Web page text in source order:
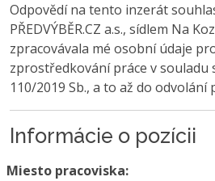
Odpovědí na tento inzerát
PŘEDVÝBĚR.CZ a.s., sídlem Na
zpracovávala mé osobní údaje
zprostředkování práce v souladu
110/2019 Sb., a to až do
Informácie o pozícii
Miesto pracoviska: